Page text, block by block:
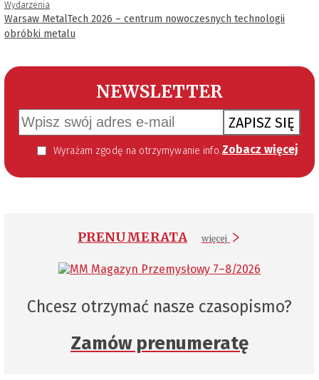
Wydarzenia
Warsaw MetalTech 2026 – centrum nowoczesnych technologii
obróbki metalu
NEWSLETTER
ZAPISZ SIĘ
Wyrażam zgodę na otrzymywanie informacji handlowej kierowanej do mnie za pomocą środków komunikacji elektronicznej w szczególności poczty elektronicznej zgodnie z przepisem art. 10 ust 2 ustawy z dnia 18 lipca 2002 roku o świadczeniu usług drogą elektroniczną (Dz. U. 144 z 2002 r. poz. 1204). Zgoda jest dobrowolna, jednak jej wyrażenie jest konieczne, aby otrzymywać newsletter. Zobacz więcej
PRENUMERATA więcej
Chcesz otrzymać nasze czasopismo?
Zamów prenumeratę